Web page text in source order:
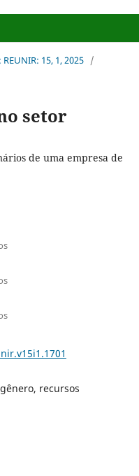
15, 1, 2025 /
setor
de uma empresa de
recursos